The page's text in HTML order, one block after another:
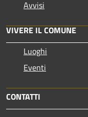
Avvisi
VIVERE IL COMUNE
Luoghi
Eventi
CONTATTI